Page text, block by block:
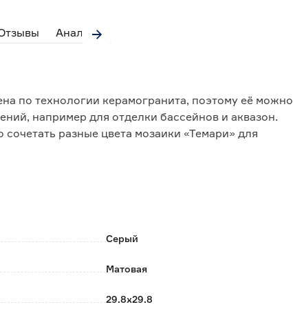
Аналоги
по технологии керамогранита, поэтому её можно
например для отделки бассейнов и аквазон.
разные цвета мозаики «Темари» для
оформить лежак в форме волны, нишу или
укладки плитки.
вашего устройства.
Серый
Матовая
29.8х29.8